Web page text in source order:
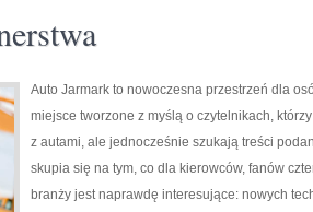
Auto Jarmark to nowoczesna przestrzeń dla
miejsce tworzone z myślą o czytelnikach,
z autami, ale jednocześnie szukają treści
skupia się na tym, co dla kierowców, fanów
branży jest naprawdę interesujące: nowych